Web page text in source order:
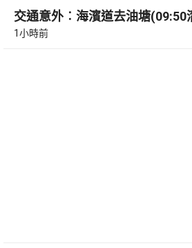
交通意外︰海濱道去油塘(09:50
1小時前